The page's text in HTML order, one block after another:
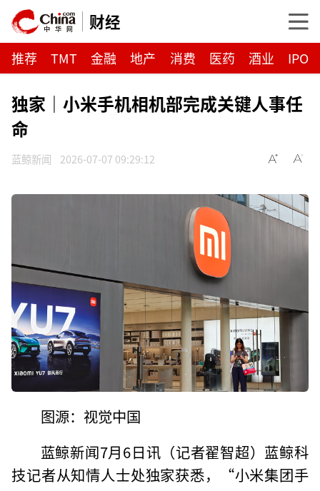
财经
推荐 TMT 金融 地产 消费 医药 酒业 IPO
独家｜小米手机相机部完成关键人事任
命
蓝鲸新闻 2026-07-07 09:29:12
图源：视觉中国
蓝鲸新闻7月6日讯（记者翟智超）蓝鲸科
技记者从知情人士处独家获悉，“小米集团手